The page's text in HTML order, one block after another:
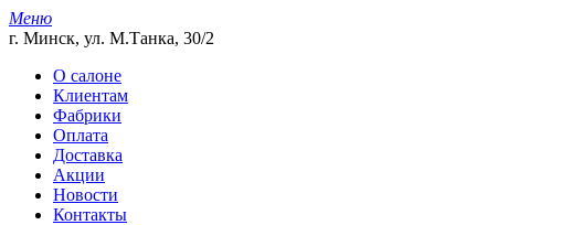
Меню
г. Минск, ул. М.Танка, 30/2
О салоне
Клиентам
Фабрики
Оплата
Доставка
Акции
Новости
Контакты